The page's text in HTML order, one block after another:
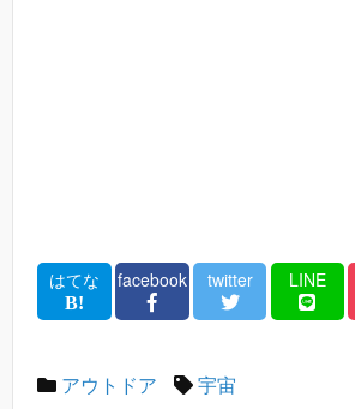
はてな facebook twitter LINE
アウトドア 宇宙